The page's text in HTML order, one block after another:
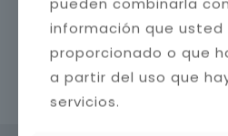
Contacta con
información que usted
proporcionado o que
a partir del uso que
servicios.